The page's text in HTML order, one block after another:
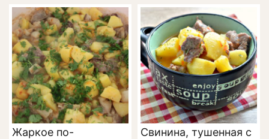
Жаркое по-
Свинина, тушенная с